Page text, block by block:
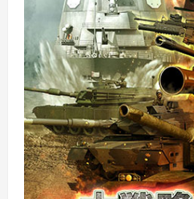
く
だ
さ
い